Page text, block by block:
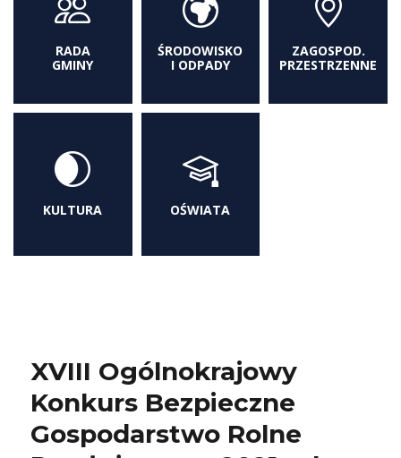
RADA
GMINY
ŚRODOWISKO
I ODPADY
ZAGOSPOD.
PRZESTRZENNE
KULTURA OŚWIATA
XVIII Ogólnokrajowy
Konkurs Bezpieczne
Gospodarstwo Rolne